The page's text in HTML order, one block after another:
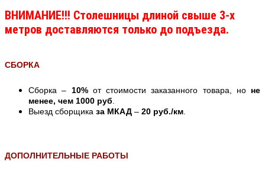
ВНИМАНИЕ!!! Столешницы длиной свыше 3-х
метров доставляются только до подъезда.
СБОРКА
Сборка – 10%от стоимости заказанного товара, но не
менее, чем 1000 руб
Выезд сборщика за МКАД – 20 руб./км
ДОПОЛНИТЕЛЬНЫЕ РАБОТЫ